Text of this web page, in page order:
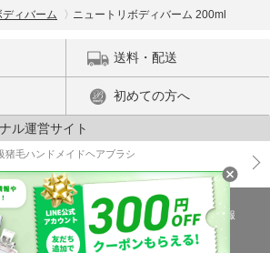
ィバーム ニュートリボディバーム 200ml
送料・配送
初めての方へ
ル運営サイト
猪毛ハンドメイドヘアブラシ
プライバシーポリシー
医薬品販売許可証の情報
ご利用規約
PC版で表示